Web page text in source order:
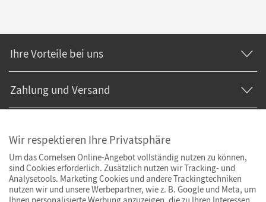
Ihre Vorteile bei uns
Zahlung und Versand
Wir respektieren Ihre Privatsphäre
Um das Cornelsen Online-Angebot vollständig nutzen zu können,
sind Cookies erforderlich. Zusätzlich nutzen wir Tracking- und
Analysetools. Marketing Cookies und andere Trackingtechniken
nutzen wir und unsere Werbepartner, wie z. B. Google und Meta, um